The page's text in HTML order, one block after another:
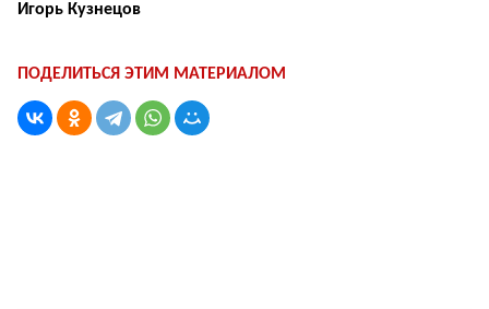
Игорь Кузнецов
ПОДЕЛИТЬСЯ ЭТИМ МАТЕРИАЛОМ